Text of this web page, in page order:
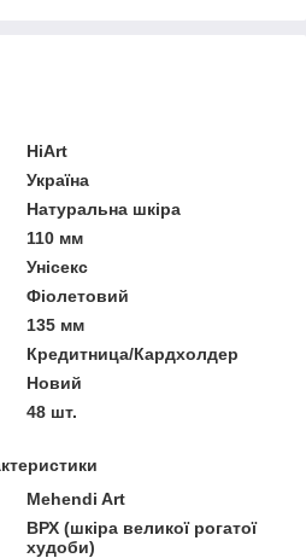
HiArt
Україна
Натуральна шкіра
110 мм
Унісекс
Фіолетовий
135 мм
Кредитница/Кардхолдер
Новий
48 шт.
Mehendi Art
ВРХ (шкіра великої рогатої
худоби)